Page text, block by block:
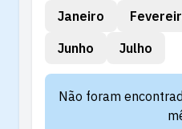
Janeiro
Junho
Julho
Não foram